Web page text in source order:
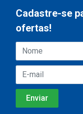
Cadastre-se
ofertas!